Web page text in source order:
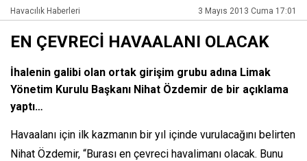
Havacılık Haberleri 3 Mayıs 2013 Cuma 17:01
EN ÇEVRECİ HAVAALANI OLACAK
İhalenin galibi olan ortak girişim grubu adına Limak
Yönetim Kurulu Başkanı Nihat Özdemir de bir açıklama
yaptı…
Havaalanı için ilk kazmanın bir yıl içinde vurulacağını belirten
Nihat Özdemir, “Burası en çevreci havalimanı olacak. Bunu